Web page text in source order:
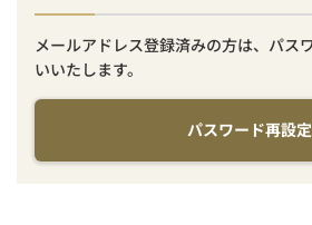
メールアドレス登録済みの方は、パス
いいたします。
パスワード再設定